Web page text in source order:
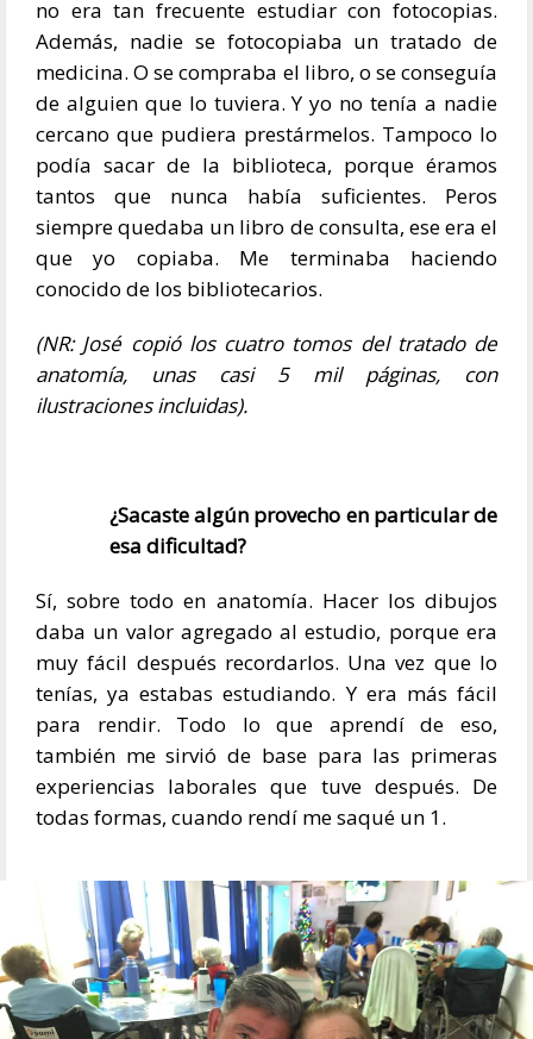
no era tan frecuente estudiar con fotocopias.
Además, nadie se fotocopiaba un tratado de
medicina. O se compraba el libro, o se conseguía
de alguien que lo tuviera. Y yo no tenía a nadie
cercano que pudiera prestármelos. Tampoco lo
podía sacar de la biblioteca, porque éramos
tantos que nunca había suficientes. Peros
siempre quedaba un libro de consulta, ese era el
que yo copiaba. Me terminaba haciendo
conocido de los bibliotecarios.
(NR: José copió los cuatro tomos del tratado de
anatomía, unas casi 5 mil páginas, con
ilustraciones incluidas).
¿Sacaste algún provecho en particular de
esa dificultad?
Sí, sobre todo en anatomía. Hacer los dibujos
daba un valor agregado al estudio, porque era
muy fácil después recordarlos. Una vez que lo
tenías, ya estabas estudiando. Y era más fácil
para rendir. Todo lo que aprendí de eso,
también me sirvió de base para las primeras
experiencias laborales que tuve después. De
todas formas, cuando rendí me saqué un 1.